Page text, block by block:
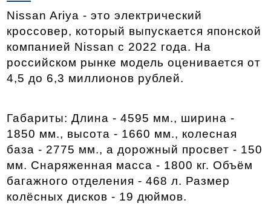
Nissan Ariya - это электрический
кроссовер, который выпускается японской
компанией Nissan с 2022 года. На
российском рынке модель оценивается от
4,5 до 6,3 миллионов рублей.
Габариты: Длина - 4595 мм., ширина -
1850 мм., высота - 1660 мм., колесная
база - 2775 мм., а дорожный просвет - 150
мм. Снаряженная масса - 1800 кг. Объём
багажного отделения - 468 л. Размер
колёсных дисков - 19 дюймов.